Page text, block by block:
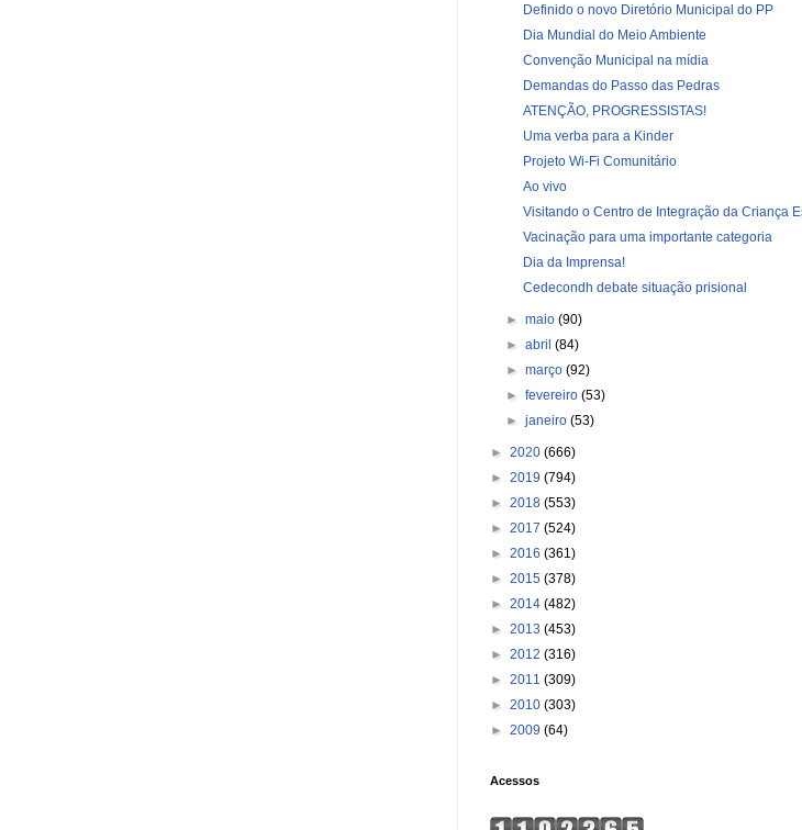
Definido o novo Diretório Municipal do PP
Dia Mundial do Meio Ambiente
Convenção Municipal na mídia
Demandas do Passo das Pedras
ATENÇÃO, PROGRESSISTAS!
Uma verba para a Kinder
Projeto Wi-Fi Comunitário
Ao vivo
Visitando o Centro de Integração da Criança
Vacinação para uma importante categoria
Dia da Imprensa!
Cedecondh debate situação prisional
►maio(90)
►abril(84)
►março(92)
►fevereiro(53)
►janeiro(53)
► 2020 (666)
► 2019 (794)
► 2018 (553)
► 2017 (524)
► 2016 (361)
► 2015 (378)
► 2014 (482)
► 2013 (453)
► 2012 (316)
► 2011 (309)
► 2010 (303)
► 2009 (64)
Acessos